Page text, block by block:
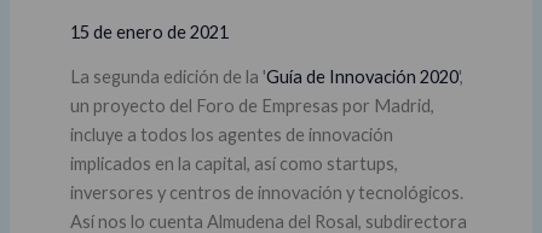
15 de enero de 2021
La segunda edición de la 'Guía de Innovación 2020',
un proyecto del Foro de Empresas por Madrid,
incluye a todos los agentes de innovación
implicados en la capital, así como startups,
inversores y centros de innovación y tecnológicos.
Así nos lo cuenta Almudena del Rosal, subdirectora